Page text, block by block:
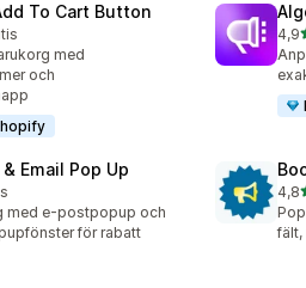
To Cart Button
totalt
med
och
4,9
94
Email Pop Up
med e-postpopup och
för rabatt
4,8
174
fält,